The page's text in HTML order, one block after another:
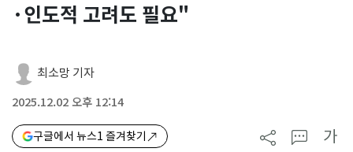
·인도적 고려도 필요"
최소망 기자
2025.12.02 오후 12:14
구글에서 뉴스1 즐겨찾기 가